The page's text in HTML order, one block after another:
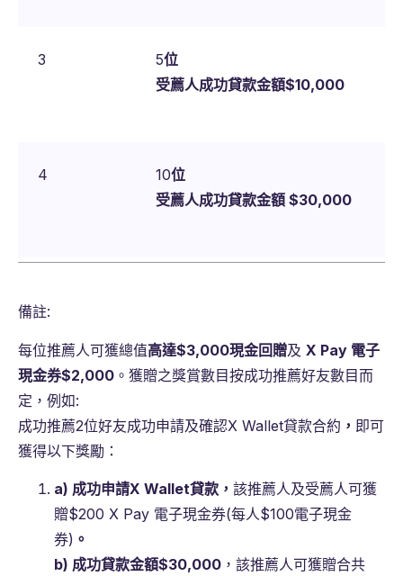
3 5位
受薦人成功貸款金額$10,000
4 10位
受薦人成功貸款金額 $30,000
備註:
每位推薦人可獲總值高達$3,000現金回贈及 X Pay 電子
現金券$2,000 。獲贈之獎賞數目按成功推薦好友數目而
定，例如:
成功推薦2位好友成功申請及確認X Wallet貸款合約 ， 即可
獲得以下獎勵：
a) 成功申請X Wallet貸款， 該推薦人及受薦人可獲
贈$200 X Pay 電子現金券(每人$100電子現金
券) 。
b) 成功貸款金額$30,000 ，該推薦人可獲贈合共